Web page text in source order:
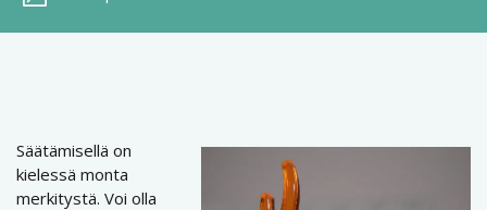
Säätämisellä on
kielessä monta
merkitystä. Voi olla